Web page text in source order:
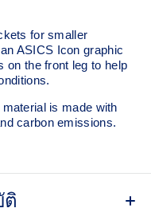
for smaller
ASICS Icon graphic
on the front leg to help
is made with
carbon emissions.
ติ